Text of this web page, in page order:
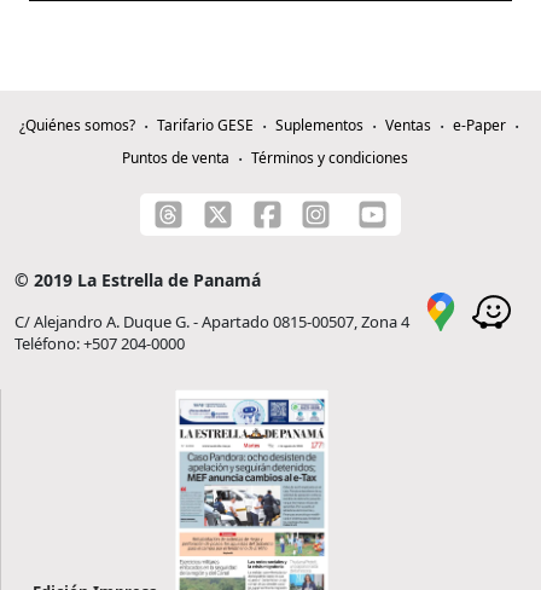
¿Quiénes somos? Tarifario GESE Suplementos Ventas
e-Paper
Puntos de venta
Términos y condiciones
© 2019 La Estrella de Panamá
C/ Alejandro A. Duque G. - Apartado 0815-00507, Zona 4
Teléfono: +507 204-0000